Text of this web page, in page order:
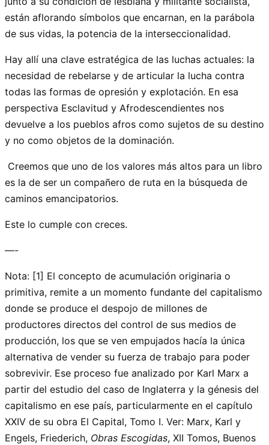
están aflorando símbolos que encarnan, en la parábola
de sus vidas, la potencia de la interseccionalidad.
Hay allí una clave estratégica de las luchas actuales: la
necesidad de rebelarse y de articular la lucha contra
todas las formas de opresión y explotación. En esa
perspectiva Esclavitud y Afrodescendientes nos
devuelve a los pueblos afros como sujetos de su destino
y no como objetos de la dominación.
Creemos que uno de los valores más altos para un libro
es la de ser un compañero de ruta en la búsqueda de
caminos emancipatorios.
Este lo cumple con creces.
—-
Nota: [1] El concepto de acumulación originaria o
primitiva, remite a un momento fundante del capitalismo
donde se produce el despojo de millones de
productores directos del control de sus medios de
producción, los que se ven empujados hacía la única
alternativa de vender su fuerza de trabajo para poder
sobrevivir. Ese proceso fue analizado por Karl Marx a
partir del estudio del caso de Inglaterra y la génesis del
capitalismo en ese país, particularmente en el capítulo
XXIV de su obra El Capital, Tomo I. Ver: Marx, Karl y
Engels, Friederich, Obras Escogidas, XII Tomos, Buenos